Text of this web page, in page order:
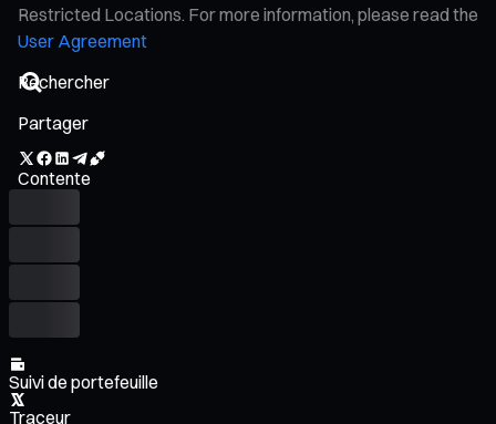
Restricted Locations. For more information, please read the
User Agreement
Partager
Contente
Suivi de portefeuille
Traceur